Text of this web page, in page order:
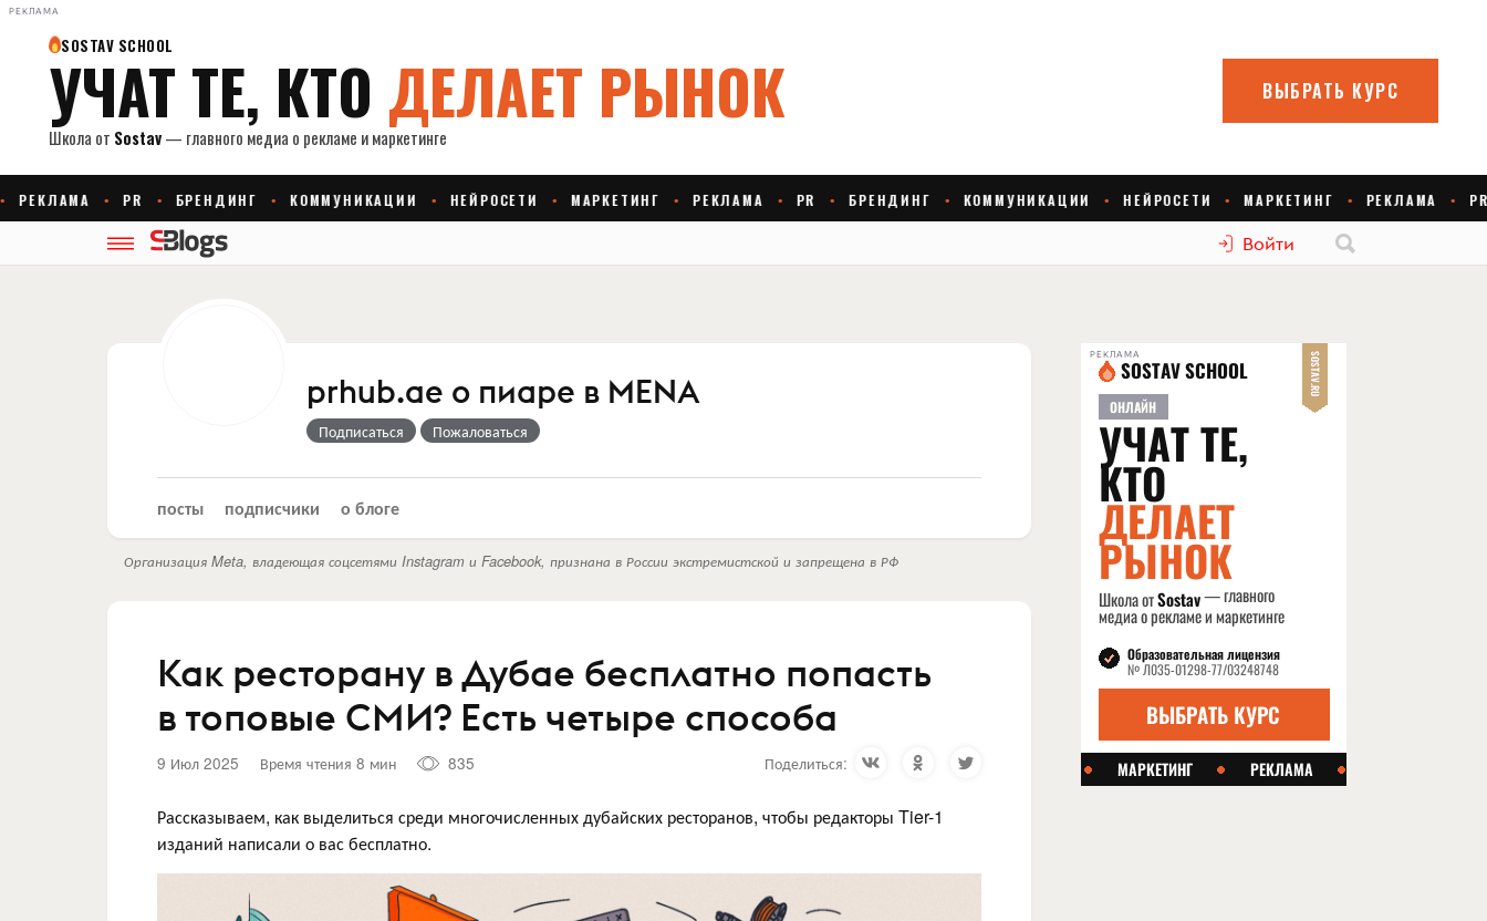
РЕКЛАМА
Войти
prhub.ae o пиаре в MENA
Подписаться Пожаловаться
посты подписчики о блоге
Организация Meta, владеющая соцсетями Instagram и Facebook, признана в России экстремистской и запрещена в РФ
Как ресторану в Дубае бесплатно попасть
в топовые СМИ? Есть четыре способа
9 Июл 2025 Время чтения 8 мин 835 Поделиться:
Рассказываем, как выделиться среди многочисленных дубайских ресторанов, чтобы редакторы Tier-1
изданий написали о вас бесплатно.
РЕКЛАМА